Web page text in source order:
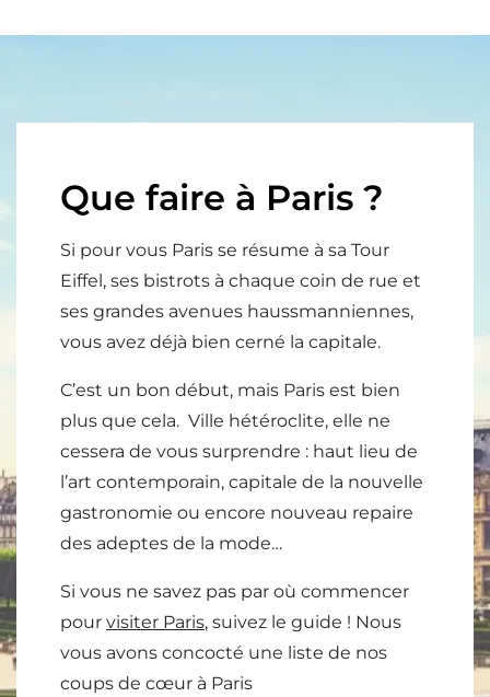
Que faire à Paris ?
Si pour vous Paris se résume à sa Tour
Eiffel, ses bistrots à chaque coin de rue et
ses grandes avenues haussmanniennes,
vous avez déjà bien cerné la capitale.
C’est un bon début, mais Paris est bien
plus que cela. Ville hétéroclite, elle ne
cessera de vous surprendre : haut lieu de
l’art contemporain, capitale de la nouvelle
gastronomie ou encore nouveau repaire
des adeptes de la mode…
Si vous ne savez pas par où commencer
pour visiter Paris, suivez le guide ! Nous
vous avons concocté une liste de nos
coups de cœur à Paris